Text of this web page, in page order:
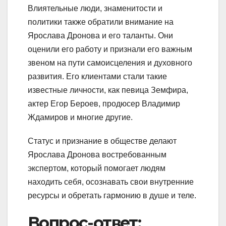
Влиятельные люди, знаменитости и
политики также обратили внимание на
Ярослава Дронова и его таланты. Они
оценили его работу и признали его важным
звеном на пути самоисцеления и духовного
развития. Его клиентами стали такие
известные личности, как певица Земфира,
актер Егор Бероев, продюсер Владимир
Ждамиров и многие другие.
Статус и признание в обществе делают
Ярослава Дронова востребованным
экспертом, который помогает людям
находить себя, осознавать свои внутренние
ресурсы и обретать гармонию в душе и теле.